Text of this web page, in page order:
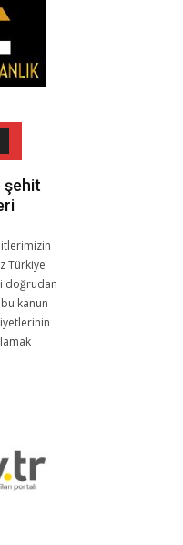
şehit
Türkiye
doğrudan
kanun